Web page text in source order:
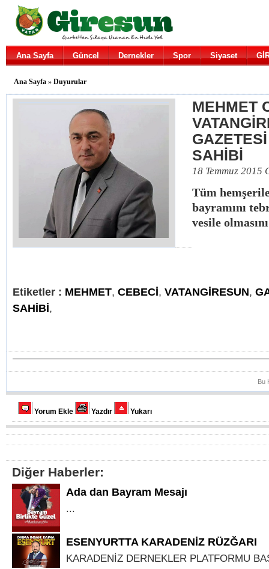
Ana Sayfa Güncel Dernekler Spor Siyaset
Ana Sayfa » Duyurular
MEHMET
SAHİBİ
18 Temmuz 2015
Tüm
bayramını
vesile
Etiketler : MEHMET, CEBECİ, VATANGİRESUN,
SAHİBİ,
Bu
Yorum Ekle Yazdır Yukarı
Diğer Haberler:
Ada dan Bayram Mesajı
...
ESENYURTTA KARADENİZ RÜZĞARI
KARADENİZ DERNEKLER PLATFORMU